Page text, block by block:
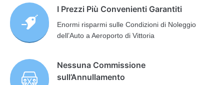
I Prezzi Più Convenienti Garantiti
Enormi risparmi sulle Condizioni di Noleggio
dell’Auto a Aeroporto di Vittoria
Nessuna Commissione
sull’Annullamento